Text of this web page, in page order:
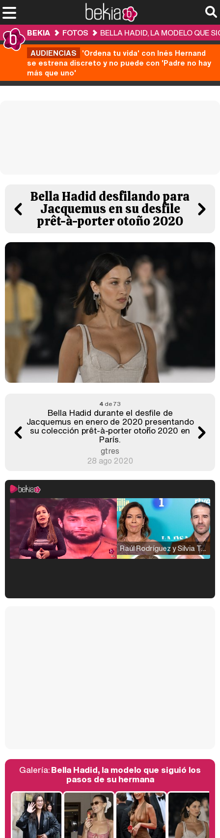
BEKIA FOTOS
BELLA HADID, LA MODELO QUE
AUDIENCIAS 'Ordena tu vida' con Inés Hernand
se estrena discreto y no puede con 'Padre no hay
más que uno'
Bella Hadid desfilando para
Jacquemus en su desfile
prêt-à-porter otoño 2020
4de 73
Bella Hadid durante el desfile de
Jacquemus en enero de 2020 presentando
su colección prêt-à-porter otoño 2020 en
París.
gtres
28 ago 2020
Raúl Rodríguez y Silvia Taulés nos cuentan su papel en 'La familia de la tele'
Manu Baqueiro: "Tuve como referente a Bruce Willis en 'Luz de Luna' para mi trabajo en la serie 'Perdiendo el juicio'"
Galería:Bella Hadid, la modelo que siguió los
pasos de su hermana